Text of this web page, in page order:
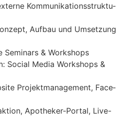
Kom­mu­ni­ka­ti­ons­struk­tu­
Auf­bau und Umset­zung
Semi­nars & Work­shops
Social Media Work­shops &
Pro­jekt­ma­nage­ment, Face­
Apo­the­ker-Por­tal, Live-